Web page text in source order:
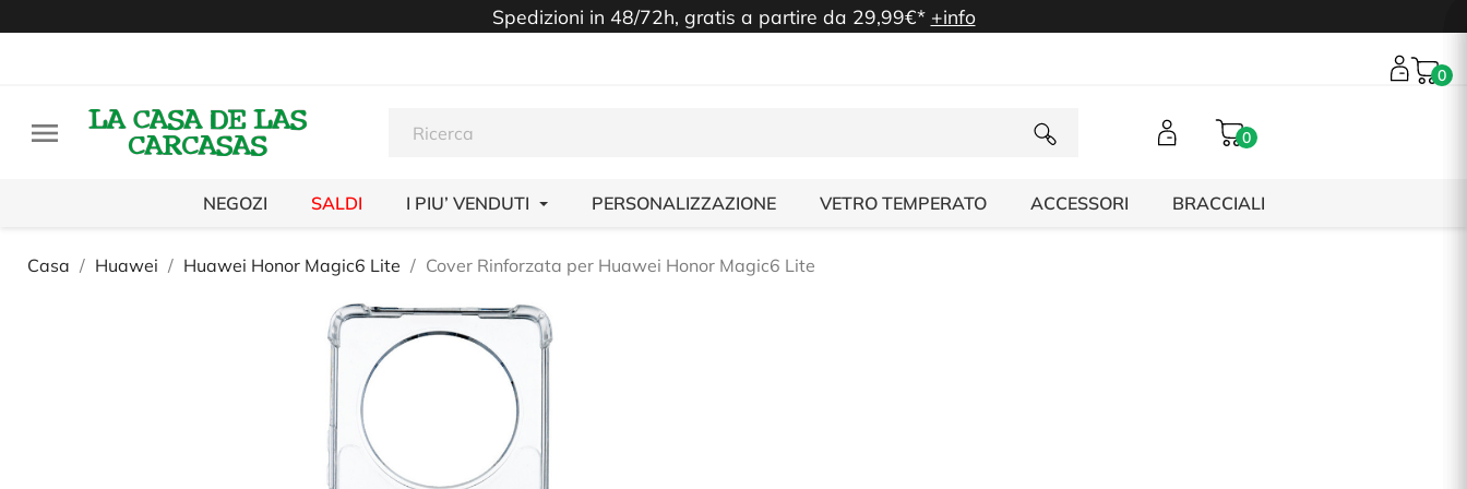
Spedizioni in 48/72h, gratis a partire da 29,99€* +info
0
 0
NEGOZI SALDI I PIU’ VENDUTI PERSONALIZZAZIONE VETRO TEMPERATO ACCESSORI BRACCIALI
Casa Huawei Huawei Honor Magic6 Lite Cover Rinforzata per Huawei Honor Magic6 Lite